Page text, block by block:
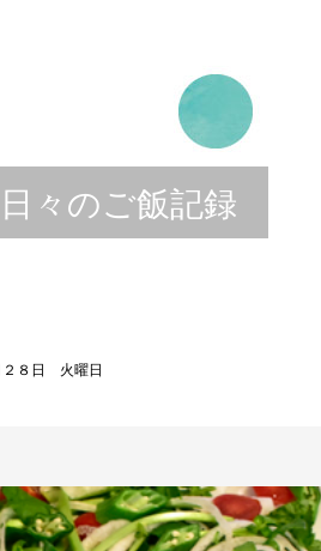
日々のご飯記録
２８日 火曜日